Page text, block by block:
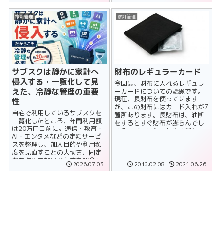
家計管理
サブスクは静かに家計へ
侵入する・一覧化して見
えた、冷静な管理の重要
性
自宅で利用しているサブスクを
一覧化したところ、年間利用額
は20万円目前に。通信・教育・
AI・エンタメなどの定額サービ
スを整理し、加入目的や利用頻
度を見直すことの大切さ、固定
費を増やさない考え方を紹介し
2026.07.03
家計管理
財布のレギュラーカード
今回は、財布に入れるレギュラ
ーカードについての話題です。
現在、長財布を使っています
が、この財布にはカード入れが7
箇所あります。長財布は、油断
をするとすぐ財布が膨らんでし
まうので、レシートや小銭をこ
2012.02.08 2021.06.26